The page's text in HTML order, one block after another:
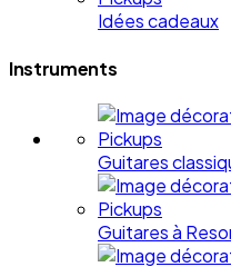
Idées cadeaux
Instruments
Guitares
Guitares à